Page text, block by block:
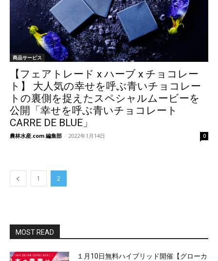
商品サービス
【フェアトレード x ハーブ x チョコレー
ト】 大人気の幸せを呼ぶ青いチョコレー
トの裏側を捉えたスペシャルムービーを
公開「幸せを呼ぶ青いチョコレート
CARRE DE BLUE」
農林水産.com 編集部 - 2022年1月14日 0
1 2
MOST READ
１月10日無料ハイブリッド開催【グローカ